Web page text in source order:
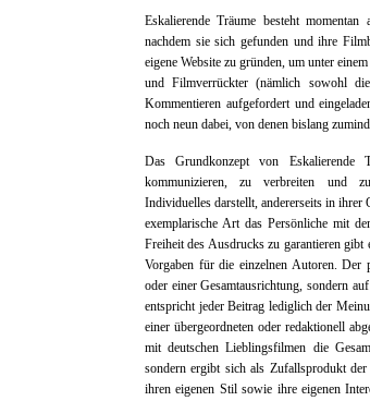
Eskalierende Träume besteht
nachdem sie sich gefunden und ihre
eigene Website zu gründen, um unter
und Filmverrückter (nämlich sowohl
Kommentieren aufgefordert und
noch neun dabei, von denen bislang
Das Grundkonzept von
kommunizieren, zu verbreiten und
Individuelles darstellt, andererseits in ihrer
exemplarische Art das Persönliche mit
Freiheit des Ausdrucks zu garantieren
Vorgaben für die einzelnen Autoren. Der
oder einer Gesamtausrichtung, sondern
entspricht jeder Beitrag lediglich der
einer übergeordneten oder redaktionell
mit deutschen Lieblingsfilmen die
sondern ergibt sich als Zufallsprodukt
ihren eigenen Stil sowie ihre eigenen